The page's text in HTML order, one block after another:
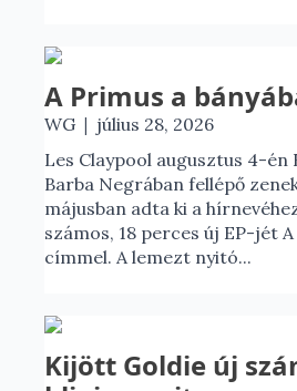
A Primus a
WG | július 28, 2026
Les Claypool augusztus 4-én
Barba Negrában fellépő
májusban adta ki a
számos, 18 perces új EP-jét
címmel. A lemezt nyitó...
Kijött Goldie új